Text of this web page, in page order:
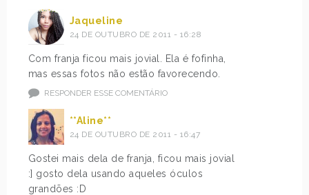
Jaqueline
24 DE OUTUBRO DE 2011 - 16:28
Com franja ficou mais jovial. Ela é fofinha,
mas essas fotos não estão favorecendo.
RESPONDER ESSE COMENTÁRIO
**Aline**
24 DE OUTUBRO DE 2011 - 16:47
Gostei mais dela de franja, ficou mais jovial
:] gosto dela usando aqueles óculos
grandões :D